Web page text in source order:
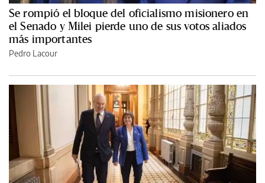
Se rompió el bloque del oficialismo misionero en
el Senado y Milei pierde uno de sus votos aliados
más importantes
Pedro Lacour